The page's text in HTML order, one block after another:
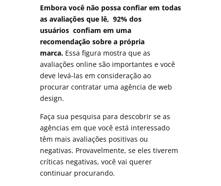
Embora você não possa confiar em todas
as avaliações que lê, 92% dos
usuáriosconfiam em uma
recomendação sobre a própria
marca.Essa figura mostra que as
avaliações online são importantes e você
deve levá-las em consideração ao
procurar contratar uma agência de web
design.
Faça sua pesquisa para descobrir se as
agências em que você está interessado
têm mais avaliações positivas ou
negativas. Provavelmente, se eles tiverem
críticas negativas, você vai querer
continuar procurando.